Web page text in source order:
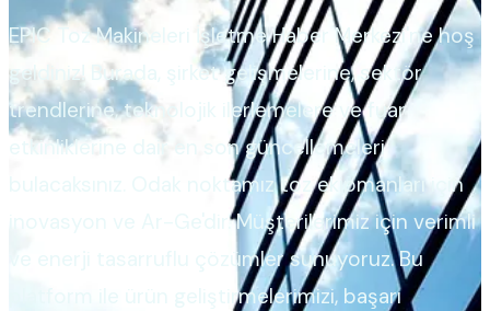
EPIC Toz Makineleri İşletme Haber Merkezi'ne hoş
geldiniz! Burada, şirket gelişmelerine, sektör
trendlerine, teknolojik ilerlemelere ve fuar
etkinliklerine dair en son güncellemeleri
bulacaksınız. Odak noktamız toz ekipmanları için
inovasyon ve Ar-Ge'dir. Müşterilerimiz için verimli
ve enerji tasarruflu çözümler sunuyoruz. Bu
platform ile ürün geliştirmelerimizi, başarı